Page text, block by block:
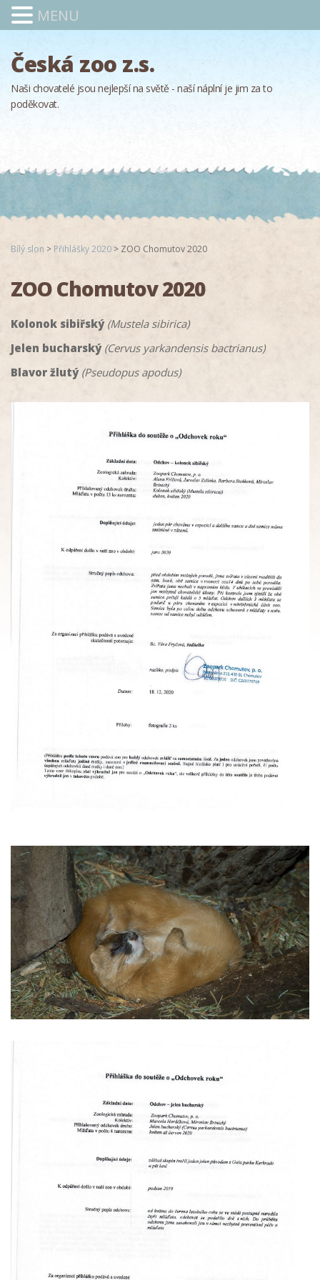
Česká zoo z.s.
Naši chovatelé jsou nejlepší na světě - naší náplní je jim za to
poděkovat.
Bílý slon > Přihlášky 2020 > ZOO Chomutov 2020
ZOO Chomutov 2020
Kolonok sibiřský (Mustela sibirica)
Jelen bucharský (Cervus yarkandensis bactrianus)
Blavor žlutý (Pseudopus apodus)
MENU